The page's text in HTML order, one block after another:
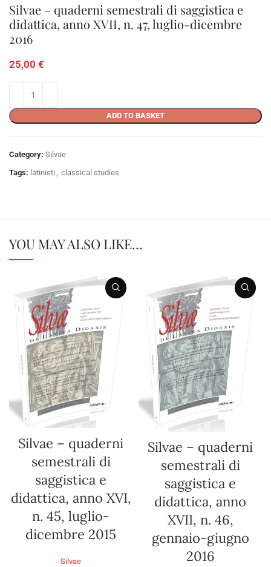
Silvae – quaderni semestrali di saggistica e
didattica, anno XVII, n. 47, luglio-dicembre
2016
25,00 €
ADD TO BASKET
Category: Silvae
Tags: latinisti classical studies
YOU MAY ALSO LIKE…
Silvae – quaderni
semestrali di
saggistica e
didattica, anno XVI,
n. 45, luglio-
dicembre 2015
Silvae
Silvae – quaderni
semestrali di
saggistica e
didattica, anno
XVII, n. 46,
gennaio-giugno
2016